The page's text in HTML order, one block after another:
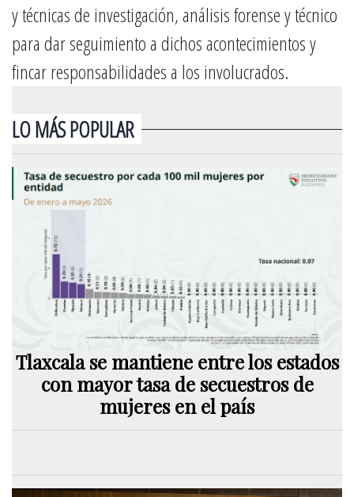
y técnicas de investigación, análisis forense y técnico
para dar seguimiento a dichos acontecimientos y
fincar responsabilidades a los involucrados.
LO MÁS POPULAR
Tlaxcala se mantiene entre los estados
con mayor tasa de secuestros de
mujeres en el país